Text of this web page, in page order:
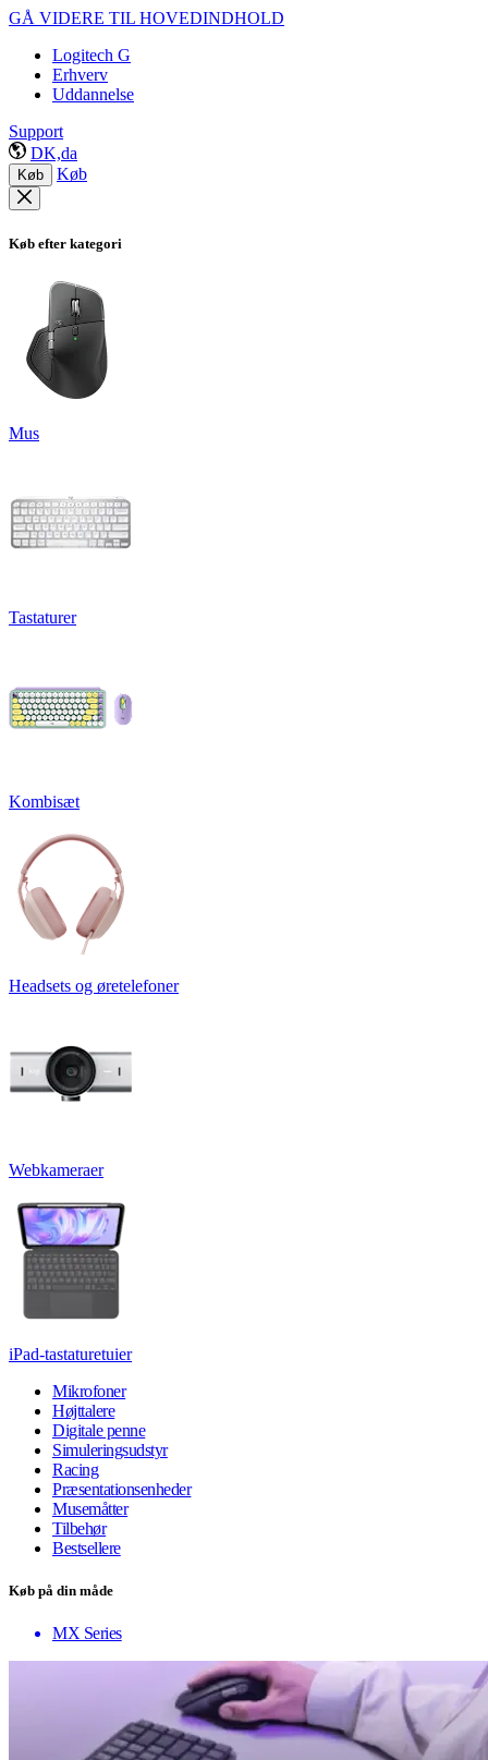
GÅ VIDERE TIL HOVEDINDHOLD
Logitech G
Erhverv
Uddannelse
Support
DK,da
Køb Køb
Køb efter kategori
Mus
Tastaturer
Kombisæt
Headsets og øretelefoner
Webkameraer
iPad-tastaturetuier
Mikrofoner
Højttalere
Digitale penne
Simuleringsudstyr
Racing
Præsentationsenheder
Musemåtter
Tilbehør
Bestsellere
Køb på din måde
MX Series